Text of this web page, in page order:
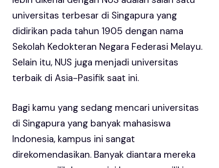
universitas terbesar di Singapura yang
didirikan pada tahun 1905 dengan nama
Sekolah Kedokteran Negara Federasi Melayu.
Selain itu, NUS juga menjadi universitas
terbaik di Asia-Pasifik saat ini.
Bagi kamu yang sedang mencari universitas
di Singapura yang banyak mahasiswa
Indonesia, kampus ini sangat
direkomendasikan. Banyak diantara mereka